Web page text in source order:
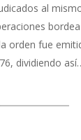
al
orden fue
dividiendo